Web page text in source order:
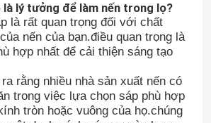
là lý tưởng để làm nến trong lọ?
là rất quan trọng đối với chất
nến của bạn.điều quan trọng là
hợp nhất để cải thiện sáng tạo
rằng nhiều nhà sản xuất nến có
trong việc lựa chọn sáp phù hợp
tròn hoặc vuông của họ.chúng